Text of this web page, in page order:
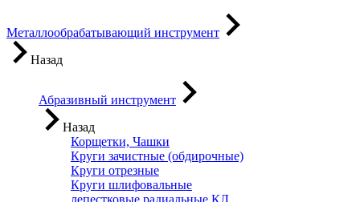
Металлообрабатывающий инструмент
Назад
Абразивный инструмент
Назад
Корщетки, Чашки
Круги зачистные (обдирочные)
Круги отрезные
Круги шлифовальные
лепестковые радиальные КЛ